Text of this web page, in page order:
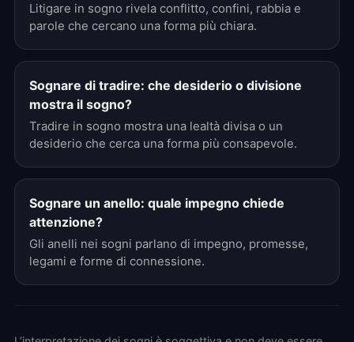
Litigare in sogno rivela conflitto, confini, rabbia e
parole che cercano una forma più chiara.
Sognare di tradire: che desiderio o divisione
mostra il sogno?
Tradire in sogno mostra una lealtà divisa o un
desiderio che cerca una forma più consapevole.
Sognare un anello: quale impegno chiede
attenzione?
Gli anelli nei sogni parlano di impegno, promesse,
legami e forme di connessione.